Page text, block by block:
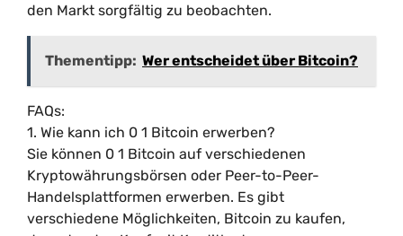
den Markt sorgfältig zu beobachten.
Thementipp: Wer entscheidet über Bitcoin?
FAQs:
1. Wie kann ich 0 1 Bitcoin erwerben?
Sie können 0 1 Bitcoin auf verschiedenen
Kryptowährungsbörsen oder Peer-to-Peer-
Handelsplattformen erwerben. Es gibt
verschiedene Möglichkeiten, Bitcoin zu kaufen,